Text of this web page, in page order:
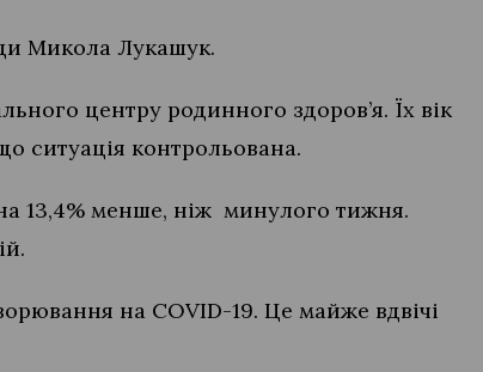
Микола Лукашук.
центру родинного здоров’я. Їх вік
ситуація контрольована.
13,4% менше, ніж минулого тижня.
на COVID-19. Це майже вдвічі